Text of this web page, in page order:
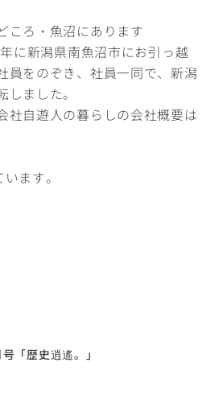
ろ・魚沼にあります
に新潟県南魚沼市にお引っ越
員をのぞき、社員一同で、新潟
ました。
社自遊人の暮らしの会社概要は
ます。
「歴史逍遙。」